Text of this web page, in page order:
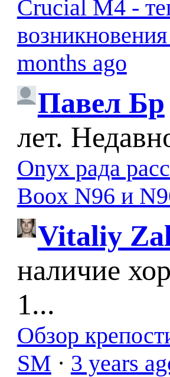
Crucial M4 -
months ago
Павел Бр
лет.
Onyx рада
Boox N96 и
Vitaliy
наличие
1...
Обзор
SM · 3 years